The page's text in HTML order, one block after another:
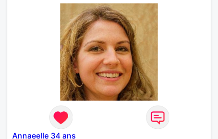
Annaeelle 34 ans